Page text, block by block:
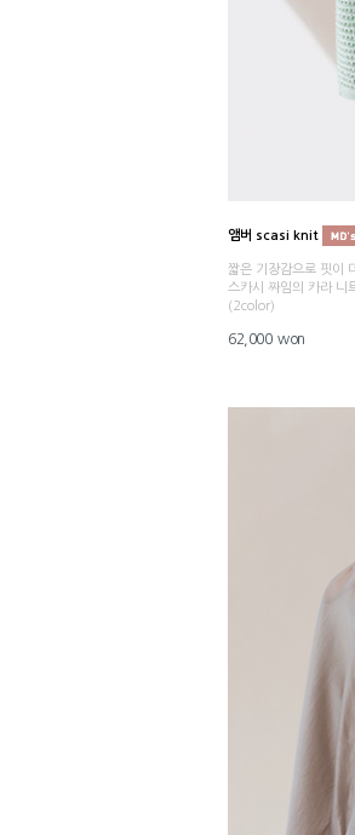
앰버 scasi knit
짧은 기장감으로 핏이
스카시 짜임의 카라 니
(2color)
62,000 won